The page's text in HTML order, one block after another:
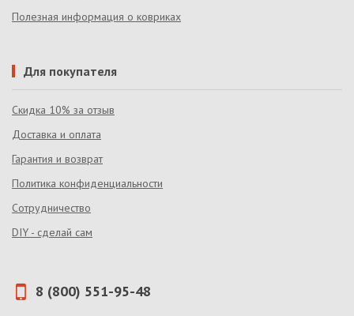
Полезная информация о ковриках
Для покупателя
Скидка 10% за отзыв
Доставка и оплата
Гарантия и возврат
Политика конфиденциальности
Сотрудничество
DIY - сделай сам
8 (800) 551-95-48